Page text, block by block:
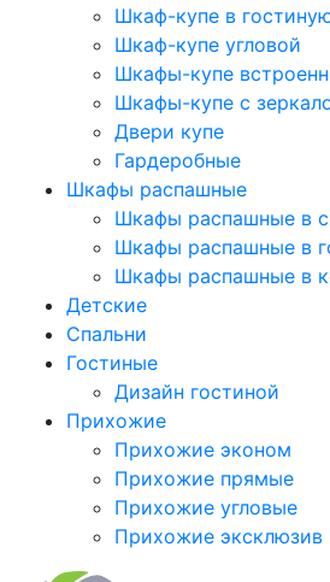
Шкаф-купе в
Шкаф-купе угловой
Шкафы-купе
Шкафы-купе с
Двери купе
Гардеробные
Шкафы распашные
Шкафы распашные в
Шкафы распашные в
Шкафы распашные в
Детские
Спальни
Гостиные
Дизайн гостиной
Прихожие
Прихожие эконом
Прихожие прямые
Прихожие угловые
Прихожие эксклюзив